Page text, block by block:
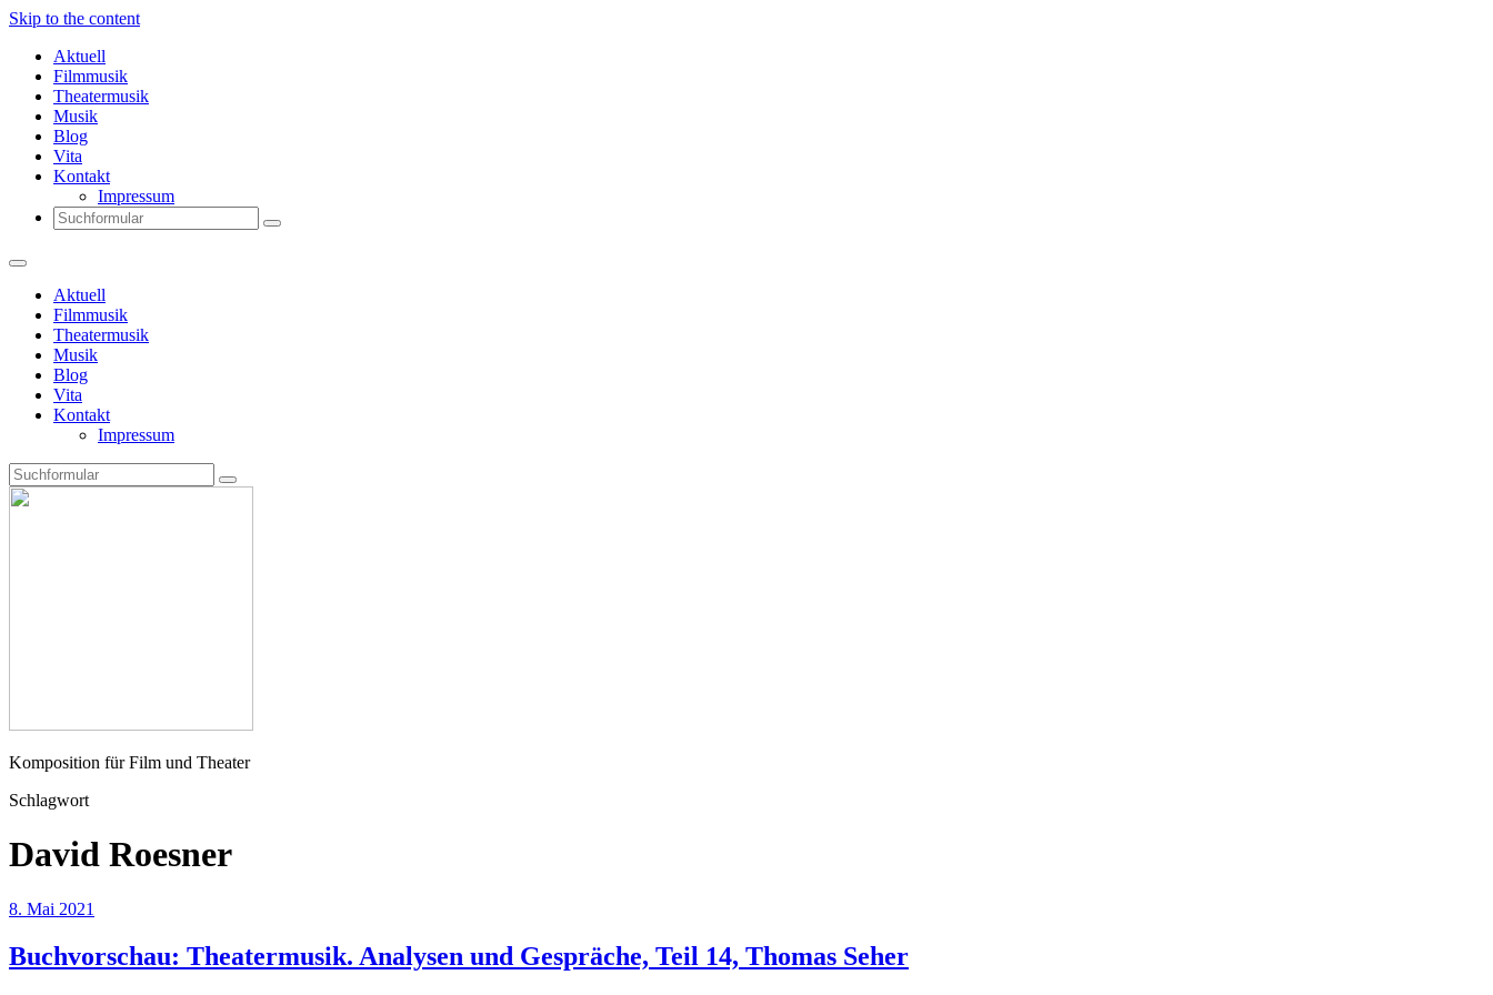
Skip to the content
Aktuell
Filmmusik
Theatermusik
Musik
Blog
Vita
Kontakt
Impressum
Search
Aktuell
Filmmusik
Theatermusik
Musik
Blog
Vita
Kontakt
Impressum
Search
Komposition für Film und Theater
Schlagwort
David Roesner
8. Mai 2021
Buchvorschau: Theatermusik. Analysen und Gespräche, Teil 14, Thomas Seher